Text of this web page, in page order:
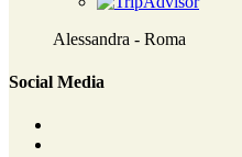
Alessandra - Roma
Social Media